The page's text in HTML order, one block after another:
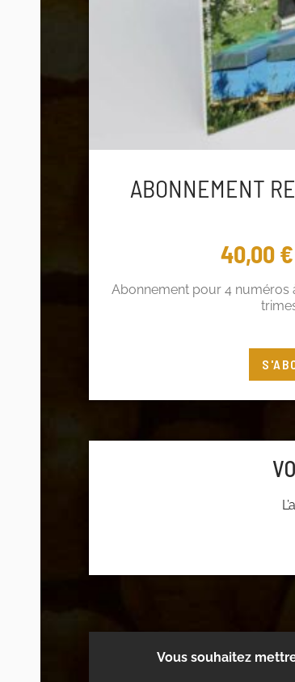
ABONNEMENT
40,00€
Abonnement pour 4 numéros
Vous êtes adhérent ?
à votre
Vous souhaitez